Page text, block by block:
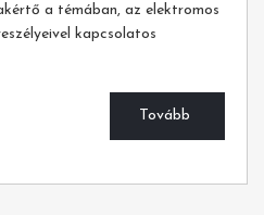
a témában, az elektromos
kapcsolatos
Tovább